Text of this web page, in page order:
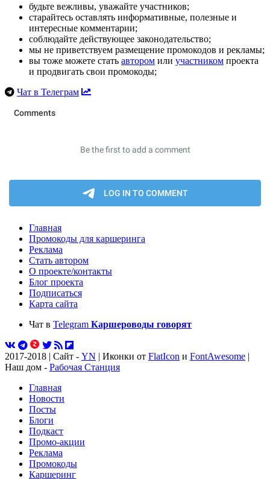
будьте вежливы, уважайте участников;
старайтесь оставлять информативные, полезные и
интересные комментарии;
соблюдайте действующее законодательство;
мы не приветствуем размещение промокодов и рекламы;
вы тоже можете стать автором или участником проекта
и продвигать свои промокоды;
Чат в Телеграм
Главная
Промокоды для каршеринга
Реклама
Стать автором
О проекте/контакты
Блог проекта
Подписаться
Карта сайта
Чат в Telegram Каршероводы говорят
2017-2018 | Сайт - YN | Иконки от FlatIcon и FontAwesome |
Наш дом - Рабочая Станция
Главная
Новости
Посты
Блоги
Подкаст
Промо-акции
Реклама
Промокоды
Каршеринг